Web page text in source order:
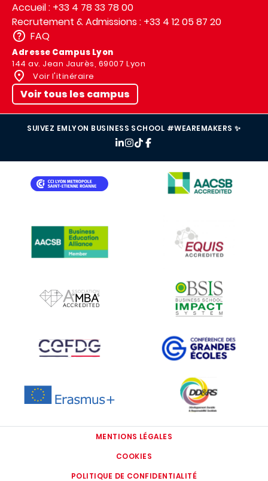
Accueil : +33 4 78 33 78 00
Recrutement & Admissions : +33 4 12 05 87 20
FAQ
Adresse Campus Lyon
144 av. Jean Jaurès, 69007 Lyon
Voir l'itinéraire
Voir tous les campus
SUIVEZ EMLYON BUSINESS SCHOOL #WEAREMAKERS ✨
IMAGE
IMAGE
IMAGE
IMAGE
IMAGE IMAGE
MENTIONS LÉGALES
COOKIES
POLITIQUE DE CONFIDENTIALITÉ